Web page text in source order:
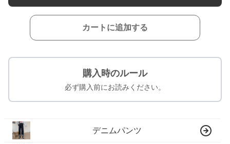
カートに追加する
購入時のルール
必ず購入前にお読みください。
デニムパンツ